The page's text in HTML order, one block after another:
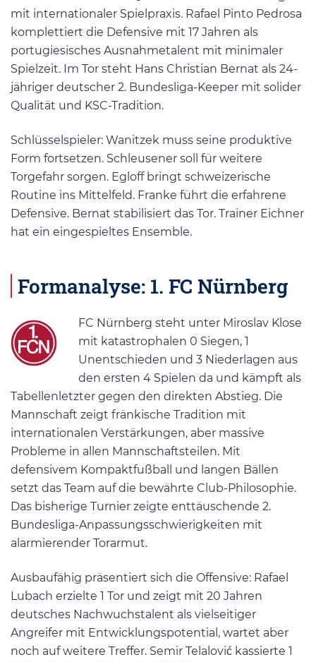
mit internationaler Spielpraxis. Rafael Pinto Pedrosa
komplettiert die Defensive mit 17 Jahren als
portugiesisches Ausnahmetalent mit minimaler
Spielzeit. Im Tor steht Hans Christian Bernat als 24-
jähriger deutscher 2. Bundesliga-Keeper mit solider
Qualität und KSC-Tradition.
Schlüsselspieler: Wanitzek muss seine produktive
Form fortsetzen. Schleusener soll für weitere
Torgefahr sorgen. Egloff bringt schweizerische
Routine ins Mittelfeld. Franke führt die erfahrene
Defensive. Bernat stabilisiert das Tor. Trainer Eichner
hat ein eingespieltes Ensemble.
Formanalyse: 1. FC Nürnberg
FC Nürnberg steht unter Miroslav Klose
mit katastrophalen 0 Siegen, 1
Unentschieden und 3 Niederlagen aus
den ersten 4 Spielen da und kämpft als
Tabellenletzter gegen den direkten Abstieg. Die
Mannschaft zeigt fränkische Tradition mit
internationalen Verstärkungen, aber massive
Probleme in allen Mannschaftsteilen. Mit
defensivem Kompaktfußball und langen Bällen
setzt das Team auf die bewährte Club-Philosophie.
Das bisherige Turnier zeigte enttäuschende 2.
Bundesliga-Anpassungsschwierigkeiten mit
alarmierender Torarmut.
Ausbaufähig präsentiert sich die Offensive: Rafael
Lubach erzielte 1 Tor und zeigt mit 20 Jahren
deutsches Nachwuchstalent als vielseitiger
Angreifer mit Entwicklungspotential, wartet aber
noch auf weitere Treffer. Semir Telalović kassierte 1